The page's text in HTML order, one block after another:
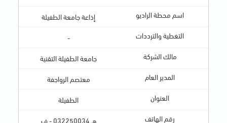
إذاعة جامعة الطفيلة
-
جامعة الطفيلة التقنية
معتصم الرواجفة
الطفيلة
هـ 032250034 - ف